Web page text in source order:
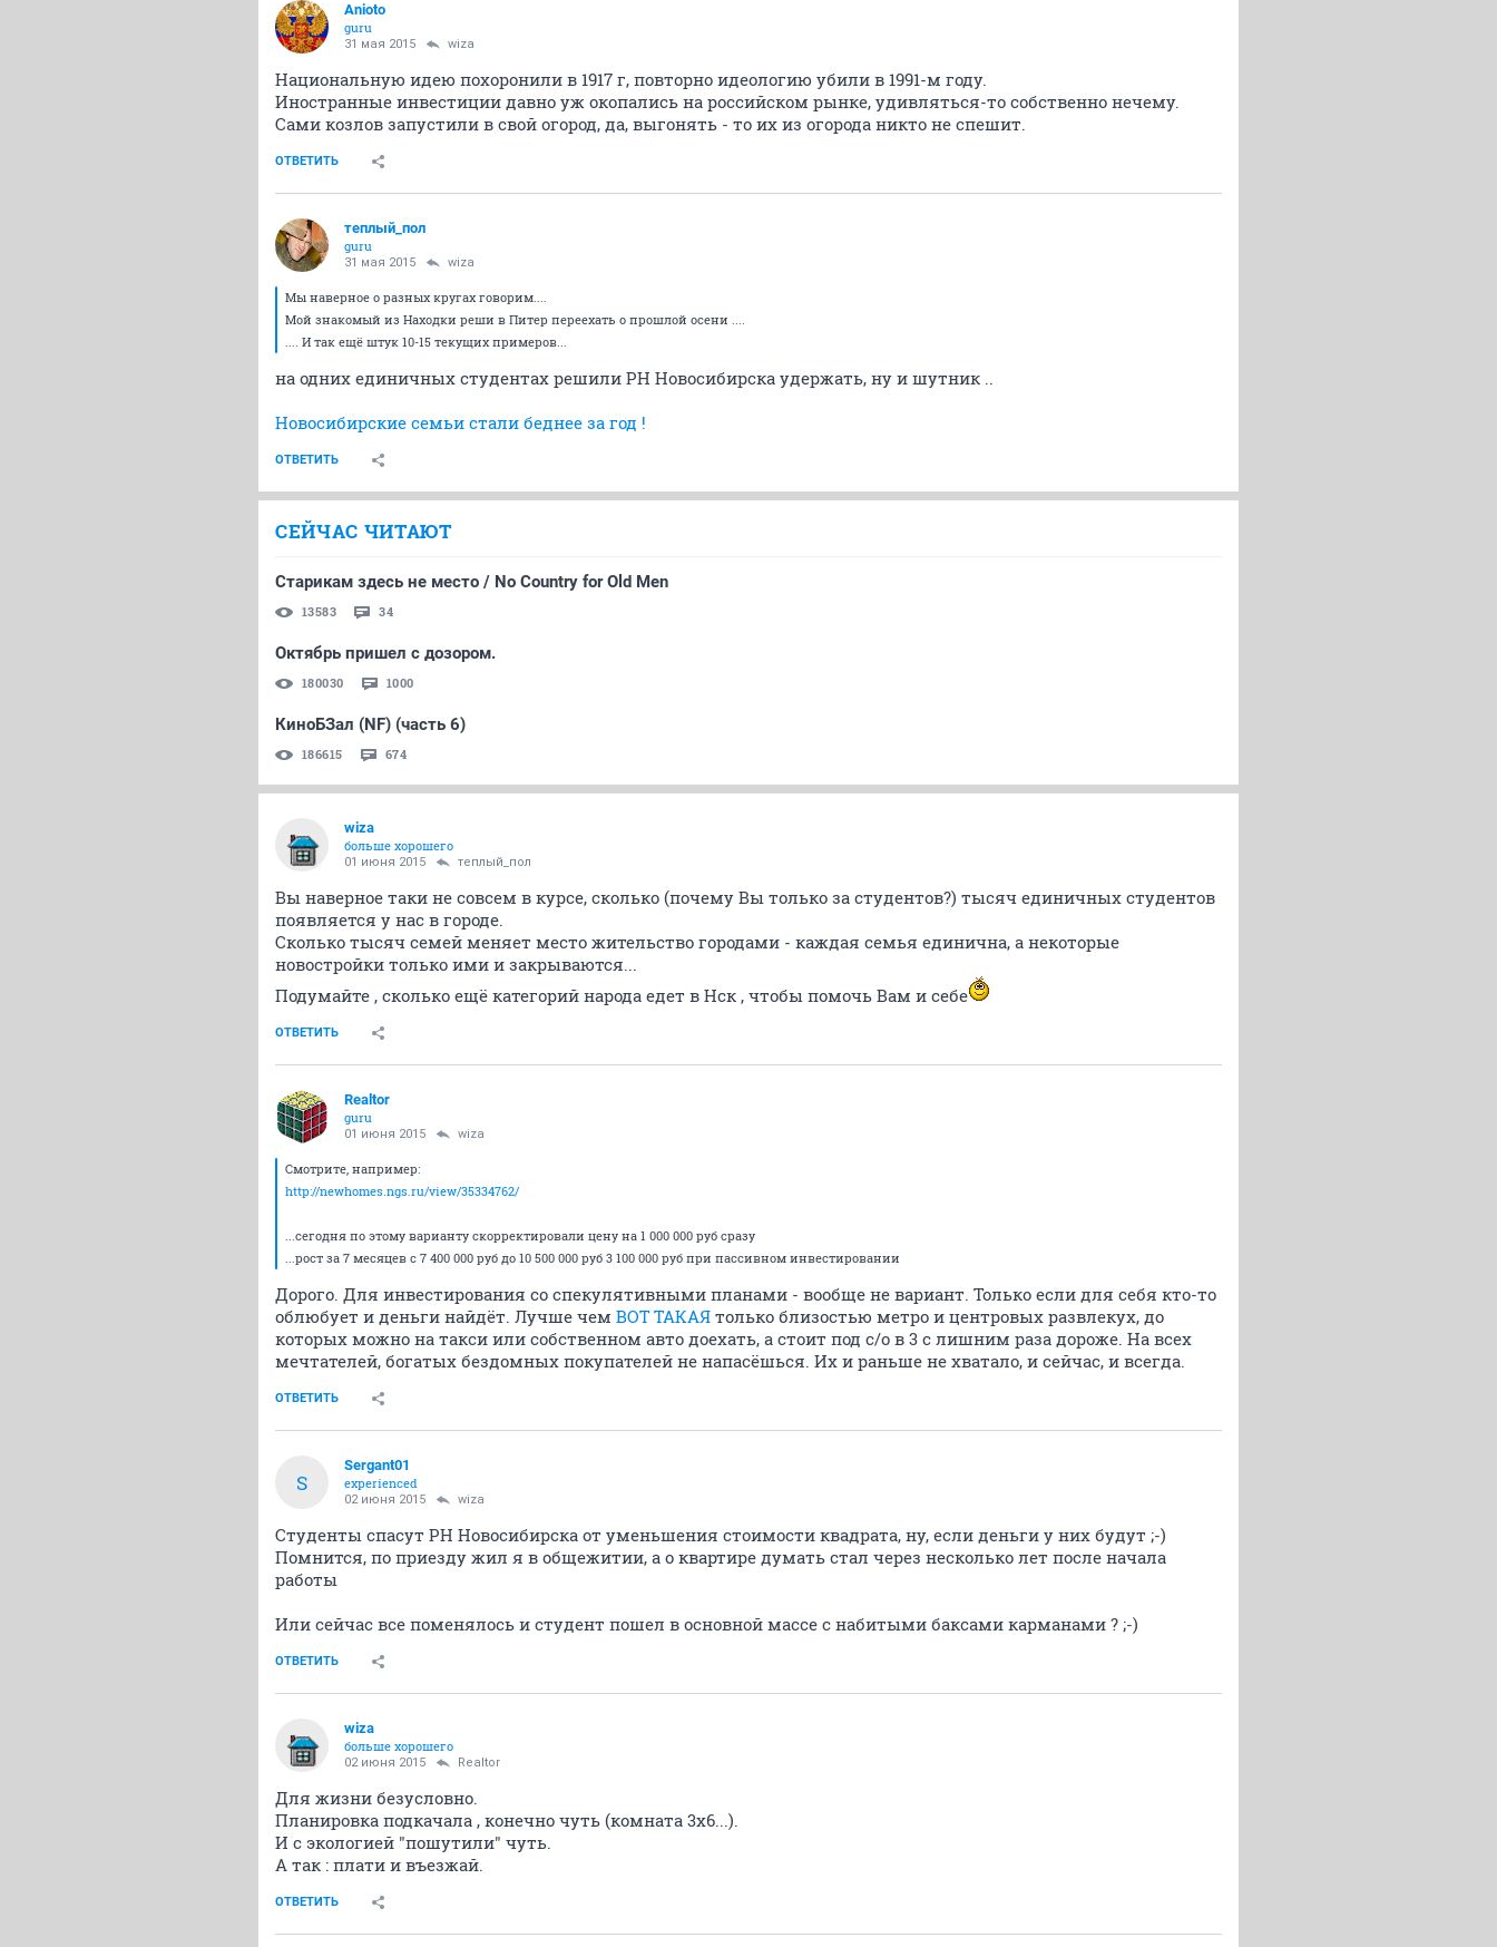
Anioto
guru
31 мая 2015 wiza
Национальную идею похоронили в 1917 г, повторно идеологию убили в 1991-м году.
Иностранные инвестиции давно уж окопались на российском рынке, удивляться-то собственно нечему.
Сами козлов запустили в свой огород, да, выгонять - то их из огорода никто не спешит.
ОТВЕТИТЬ
теплый_пол
guru
31 мая 2015 wiza
Мы наверное о разных кругах говорим....
Мой знакомый из Находки реши в Питер переехать о прошлой осени ....
.... И так ещё штук 10-15 текущих примеров...
на одних единичных студентах решили РН Новосибирска удержать, ну и шутник ..
Новосибирские семьи стали беднее за год !
ОТВЕТИТЬ
СЕЙЧАС ЧИТАЮТ
Старикам здесь не место / No Country for Old Men
13583 34
Октябрь пришел с дозором.
180030 1000
КиноБЗал (NF) (часть 6)
186615 674
wiza
больше хорошего
01 июня 2015 теплый_пол
Вы наверное таки не совсем в курсе, сколько (почему Вы только за студентов?) тысяч единичных студентов
появляется у нас в городе.
Сколько тысяч семей меняет место жительство городами - каждая семья единична, а некоторые
новостройки только ими и закрываются...
Подумайте , сколько ещё категорий народа едет в Нск , чтобы помочь Вам и себе
ОТВЕТИТЬ
Realtor
guru
01 июня 2015 wiza
Смотрите, например:
http://newhomes.ngs.ru/view/35334762/
...сегодня по этому варианту скорректировали цену на 1 000 000 руб сразу
...рост за 7 месяцев с 7 400 000 руб до 10 500 000 руб 3 100 000 руб при пассивном инвестировании
Дорого. Для инвестирования со спекулятивными планами - вообще не вариант. Только если для себя кто-то
облюбует и деньги найдёт. Лучше чем ВОТ ТАКАЯ только близостью метро и центровых развлекух, до
которых можно на такси или собственном авто доехать, а стоит под с/о в 3 с лишним раза дороже. На всех
мечтателей, богатых бездомных покупателей не напасёшься. Их и раньше не хватало, и сейчас, и всегда.
ОТВЕТИТЬ
S
Sergant01
experienced
02 июня 2015 wiza
Студенты спасут РН Новосибирска от уменьшения стоимости квадрата, ну, если деньги у них будут ;-)
Помнится, по приезду жил я в общежитии, а о квартире думать стал через несколько лет после начала
работы
Или сейчас все поменялось и студент пошел в основной массе с набитыми баксами карманами ? ;-)
ОТВЕТИТЬ
wiza
больше хорошего
02 июня 2015 Realtor
Для жизни безусловно.
Планировка подкачала , конечно чуть (комната 3х6...).
И с экологией "пошутили" чуть.
А так : плати и въезжай.
ОТВЕТИТЬ